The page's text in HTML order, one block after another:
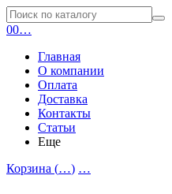
00…
Главная
О компании
Оплата
Доставка
Контакты
Статьи
Еще
Корзина (…) …